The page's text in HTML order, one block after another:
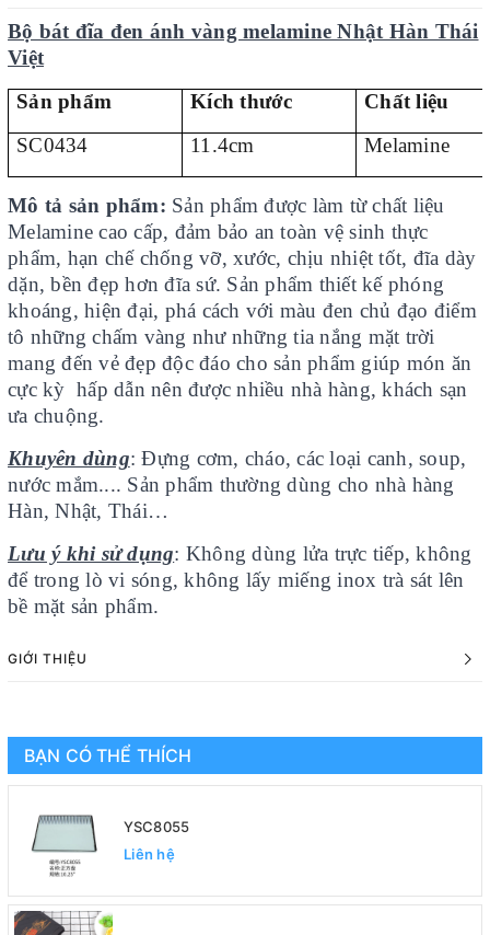
Bộ bát đĩa đen ánh vàng melamine Nhật Hàn Thái
Việt
Sản phẩm
Kích thước
Chất liệu
SC0434
11.4cm Melamine
Mô tả sản phẩm: Sản phẩm được làm từ chất liệu
Melamine cao cấp, đảm bảo an toàn vệ sinh thực
phẩm, hạn chế chống vỡ, xước, chịu nhiệt tốt, đĩa dày
dặn, bền đẹp hơn đĩa sứ. Sản phẩm thiết kế phóng
khoáng, hiện đại, phá cách với màu đen chủ đạo điểm
tô những chấm vàng như những tia nắng mặt trời
mang đến vẻ đẹp độc đáo cho sản phẩm giúp món ăn
cực kỳ hấp dẫn nên được nhiều nhà hàng, khách sạn
ưa chuộng.
Khuyên dùng: Đựng cơm, cháo, các loại canh, soup,
nước mắm.... Sản phẩm thường dùng cho nhà hàng
Hàn, Nhật, Thái…
Lưu ý khi sử dụng: Không dùng lửa trực tiếp, không
để trong lò vi sóng, không lấy miếng inox trà sát lên
bề mặt sản phẩm.
GIỚI THIỆU
BẠN CÓ THỂ THÍCH
YSC8055
Liên hệ